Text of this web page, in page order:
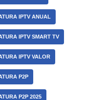
IPTV ANUAL
IPTV SMART TV
IPTV VALOR
P2P
P2P 2025